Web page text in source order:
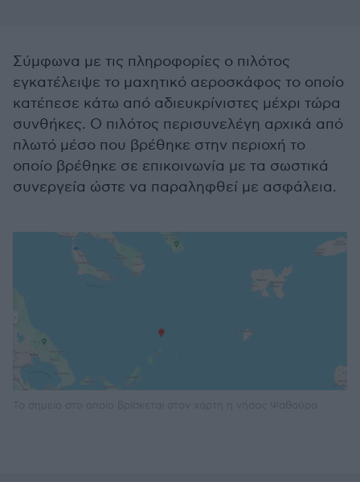
Σύμφωνα με τις πληροφορίες ο πιλότος
εγκατέλειψε το μαχητικό αεροσκάφος το οποίο
κατέπεσε κάτω από αδιευκρίνιστες μέχρι τώρα
συνθήκες. Ο πιλότος περισυνελέγη αρχικά από
πλωτό μέσο που βρέθηκε στην περιοχή το
οποίο βρέθηκε σε επικοινωνία με τα σωστικά
συνεργεία ώστε να παραληφθεί με ασφάλεια.